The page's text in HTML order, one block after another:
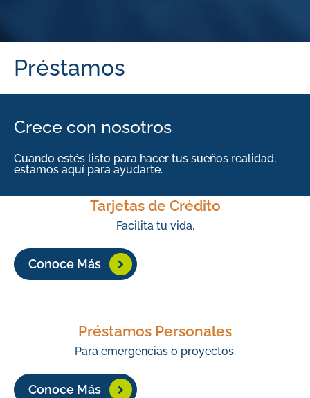
Préstamos
Crece con nosotros
Cuando estés listo para hacer tus sueños realidad,
estamos aquí para ayudarte.
Tarjetas de Crédito
Facilita tu vida.
Conoce Más
Préstamos Personales
Para emergencias o proyectos.
Conoce Más